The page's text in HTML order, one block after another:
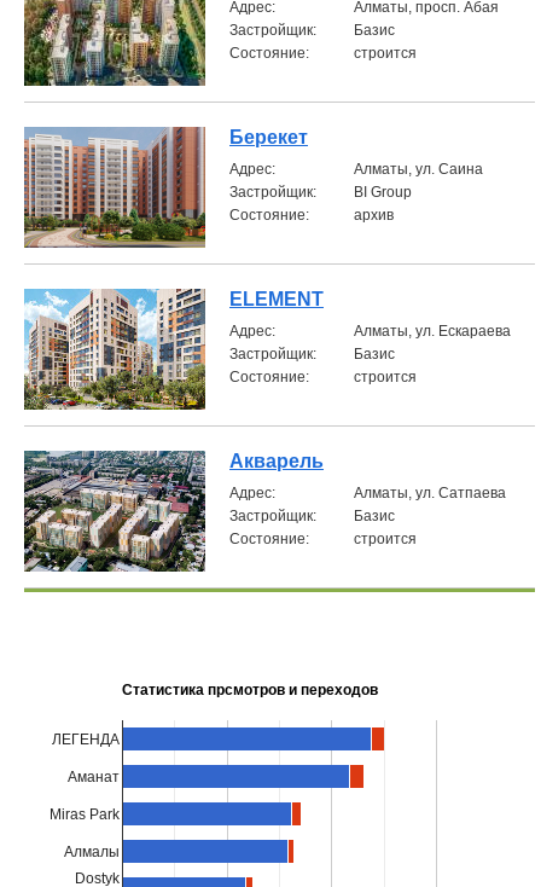
Aдрес:
Алматы, просп. Абая
Застройщик:
Базис
Состояние:
строится
Берекет
Aдрес:
Алматы, ул. Саина
Застройщик:
BI Group
Состояние:
архив
ELEMENT
Aдрес:
Алматы, ул. Ескараева
Застройщик:
Базис
Состояние:
строится
Акварель
Aдрес:
Алматы, ул. Сатпаева
Застройщик:
Базис
Состояние:
строится
Статистика прсмотров и переходов
ЛЕГЕНДА
Аманат
Miras Park
Алмалы
Dostyk